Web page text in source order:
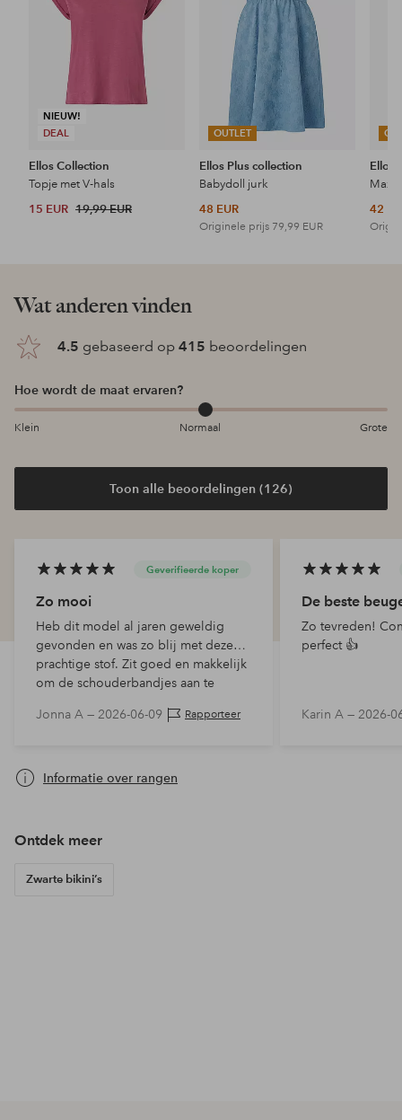
NIEUW!
DEAL
Ellos Collection
Topje met V-hals
15 EUR 19,99 EUR
OUTLET
Ellos Plus collection
Babydoll jurk
48 EUR
Originele prijs 79,99 EUR
Ellos
Maxi-
42
Wat anderen vinden
4.5 gebaseerd op 415 beoordelingen
Hoe wordt de maat ervaren?
Klein Normaal Grote
Toon alle beoordelingen (126)
Geverifieerde koper
Zo mooi
Heb dit model al jaren geweldig
gevonden en was zo blij met deze
prachtige stof. Zit goed en makkelijk
om de schouderbandjes aan te
smallere omtrek beschikbaar w…
Jonna A — 2026-06-09 Rapporteer
De beste
Zo tevreden!
perfect 👍
Karin A — 2026-
Informatie over rangen
Ontdek meer
Zwarte bikini’s